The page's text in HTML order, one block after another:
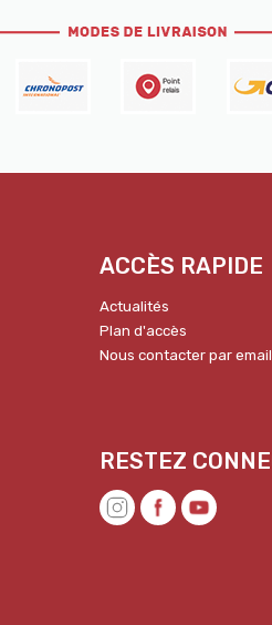
ACCÈS RAPIDE
Actualités
Plan d'accès
Nous contacter par email